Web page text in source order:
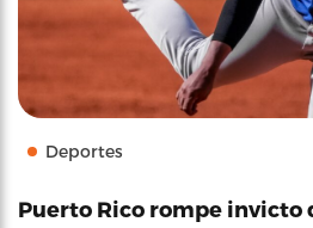
Deportes
Puerto Rico rompe invicto